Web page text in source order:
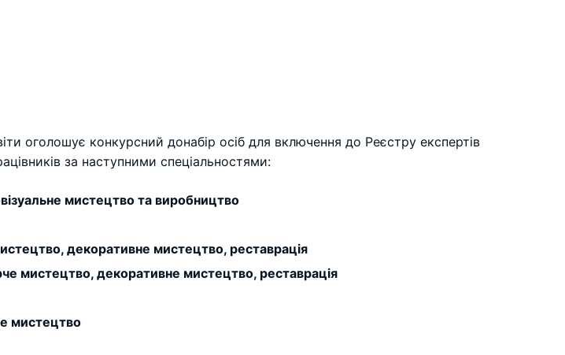
оголошує конкурсний донабір осіб для включення до Реєстру експертів
за наступними спеціальностями:
мистецтво та виробництво
декоративне мистецтво, реставрація
мистецтво, декоративне мистецтво, реставрація
мистецтво